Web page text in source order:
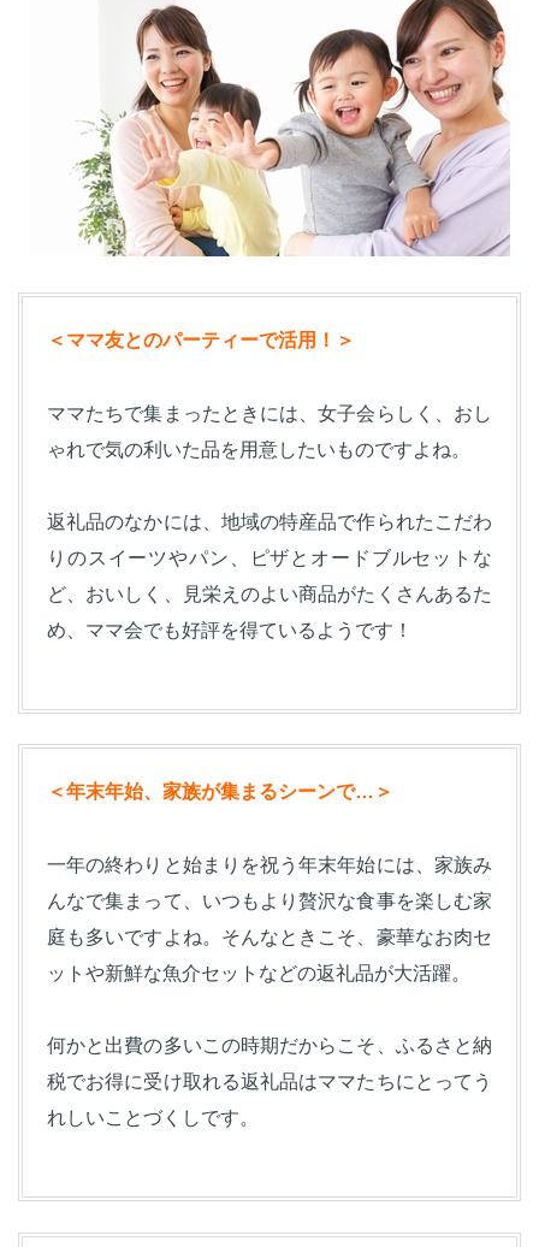
＜ママ友とのパーティーで活用！＞
ママたちで集まったときには、女子会らしく、おし
ゃれで気の利いた品を用意したいものですよね。
返礼品のなかには、地域の特産品で作られたこだわ
りのスイーツやパン、ピザとオードブルセットな
ど、おいしく、見栄えのよい商品がたくさんあるた
め、ママ会でも好評を得ているようです！
＜年末年始、家族が集まるシーンで…＞
一年の終わりと始まりを祝う年末年始には、家族み
んなで集まって、いつもより贅沢な食事を楽しむ家
庭も多いですよね。そんなときこそ、豪華なお肉セ
ットや新鮮な魚介セットなどの返礼品が大活躍。
何かと出費の多いこの時期だからこそ、ふるさと納
税でお得に受け取れる返礼品はママたちにとってう
れしいことづくしです。